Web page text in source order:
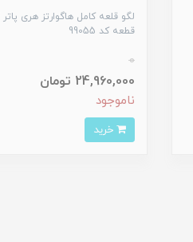
قطعه کد 99055
0
24,960,000 تومان
ناموجود